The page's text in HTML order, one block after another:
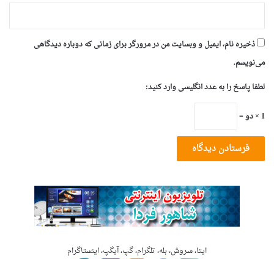
ذخیره نام، ایمیل و وبسایت من در مرورگر برای زمانی که دوباره دیدگاهی
می‌نویسم.
لطفا پاسخ را به عدد انگلیسی وارد کنید:
1 × دو =
ایتا، سروش، بله، تلگرام، گپ، آیگپ، اینستاگرام